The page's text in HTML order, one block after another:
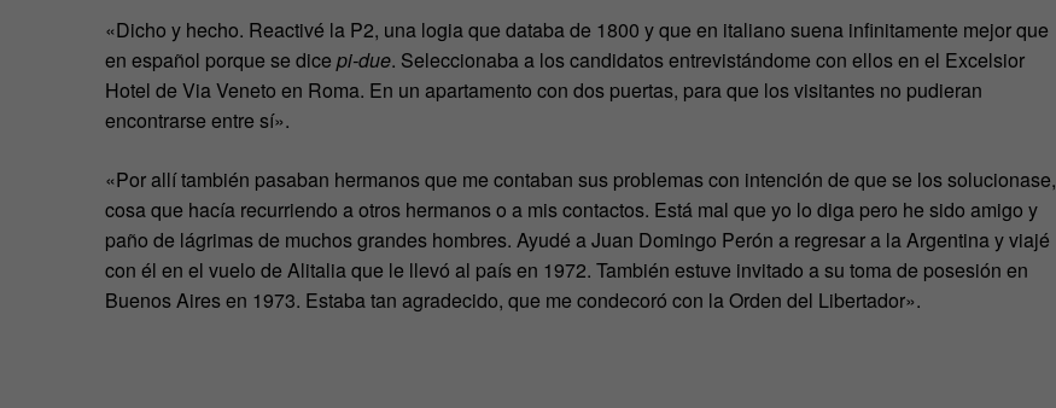
«Dicho y hecho. Reactivé la P2, una logia que databa de 1800 y que en italiano suena infinitamente mejor que
en español porque se dice pi-due. Seleccionaba a los candidatos entrevistándome con ellos en el Excelsior
Hotel de Via Veneto en Roma. En un apartamento con dos puertas, para que los visitantes no pudieran
encontrarse entre sí».
«Por allí también pasaban hermanos que me contaban sus problemas con intención de que se los solucionase,
cosa que hacía recurriendo a otros hermanos o a mis contactos. Está mal que yo lo diga pero he sido amigo y
paño de lágrimas de muchos grandes hombres. Ayudé a Juan Domingo Perón a regresar a la Argentina y viajé
con él en el vuelo de Alitalia que le llevó al país en 1972. También estuve invitado a su toma de posesión en
Buenos Aires en 1973. Estaba tan agradecido, que me condecoró con la Orden del Libertador».